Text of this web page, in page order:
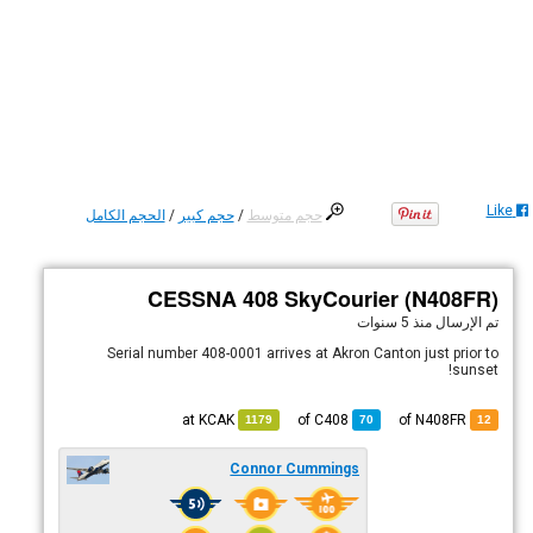
حجم متوسط /حجم كبير /الحجم الكامل Like
CESSNA 408 SkyCourier (N408FR)
تم الإرسالمنذ 5 سنوات
Serial number 408-0001 arrives at Akron Canton just prior to
sunset!
12
70
C408
1179
at
KCAK
Connor Cummings